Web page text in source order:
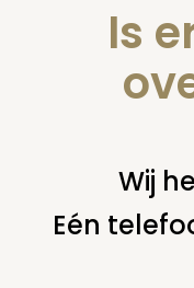
U bent hier: home
Is
Wij
Eén